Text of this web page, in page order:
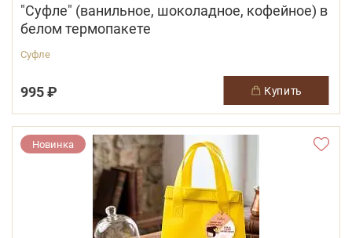
"Суфле" (ванильное, шоколадное, кофейное) в
белом термопакете
Суфле
995 ₽ купить
Новинка